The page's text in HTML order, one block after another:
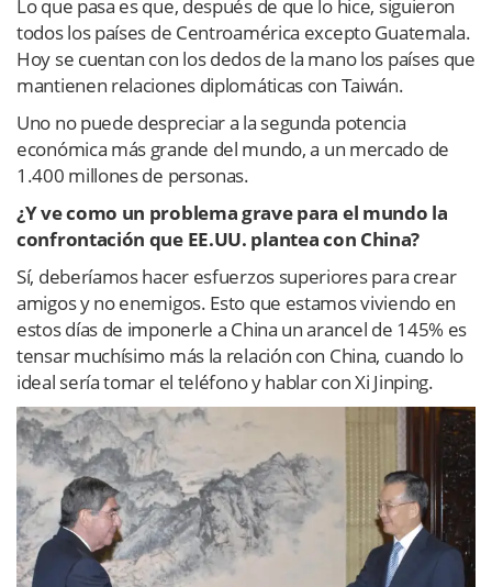
Lo que pasa es que, después de que lo hice, siguieron
todos los países de Centroamérica excepto Guatemala.
Hoy se cuentan con los dedos de la mano los países que
mantienen relaciones diplomáticas con Taiwán.
Uno no puede despreciar a la segunda potencia
económica más grande del mundo, a un mercado de
1.400 millones de personas.
¿Y ve como un problema grave para el mundo la
confrontación que EE.UU. plantea con China?
Sí, deberíamos hacer esfuerzos superiores para crear
amigos y no enemigos. Esto que estamos viviendo en
estos días de imponerle a China un arancel de 145% es
tensar muchísimo más la relación con China, cuando lo
ideal sería tomar el teléfono y hablar con Xi Jinping.